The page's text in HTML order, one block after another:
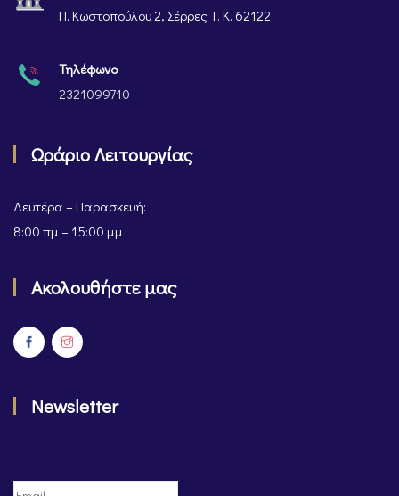
Π. Κωστοπούλου 2, Σέρρες Τ. Κ. 62122
Τηλέφωνο
2321099710
Ωράριο Λειτουργίας
Δευτέρα – Παρασκευή:
8:00 πμ – 15:00 μμ
Ακολουθήστε μας
Newsletter